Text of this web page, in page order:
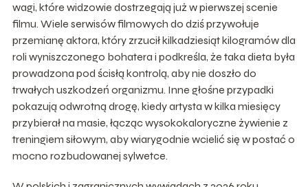
wagi, które widzowie dostrzegają już w pierwszej scenie
filmu. Wiele serwisów filmowych do dziś przywołuje
przemianę aktora, który zrzucił kilkadziesiąt kilogramów dla
roli wyniszczonego bohatera i podkreśla, że taka dieta była
prowadzona pod ścisłą kontrolą, aby nie doszło do
trwałych uszkodzeń organizmu. Inne głośne przypadki
pokazują odwrotną drogę, kiedy artysta w kilka miesięcy
przybierał na masie, łącząc wysokokaloryczne żywienie z
treningiem siłowym, aby wiarygodnie wcielić się w postać o
mocno rozbudowanej sylwetce.